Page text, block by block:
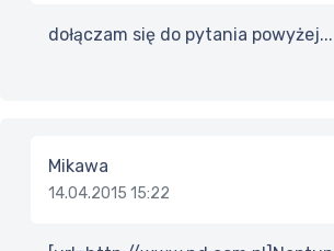
dołączam się do pytania powyżej...
Mikawa
14.04.2015 15:22